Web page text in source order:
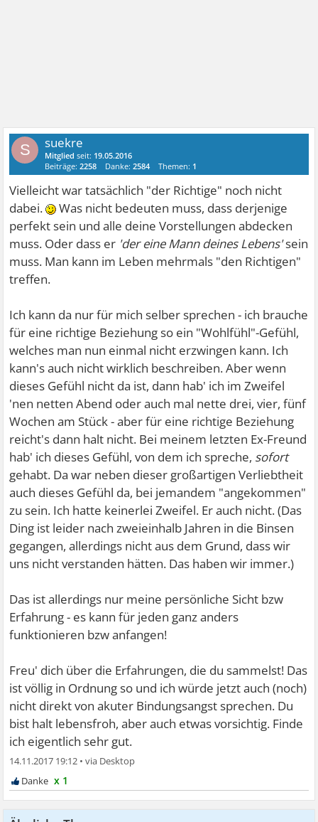
S suekre
Mitglied seit: 19.05.2016
Beiträge:2258 Danke:2584 Themen: 1
Vielleicht war tatsächlich "der Richtige" noch nicht
dabei.
Was nicht bedeuten muss, dass derjenige
perfekt sein und alle deine Vorstellungen abdecken
muss. Oder dass er 'der eine Mann deines Lebens'sein
muss. Man kann im Leben mehrmals "den Richtigen"
treffen.
Ich kann da nur für mich selber sprechen - ich brauche
für eine richtige Beziehung so ein "Wohlfühl"-Gefühl,
welches man nun einmal nicht erzwingen kann. Ich
kann's auch nicht wirklich beschreiben. Aber wenn
dieses Gefühl nicht da ist, dann hab' ich im Zweifel
'nen netten Abend oder auch mal nette drei, vier, fünf
Wochen am Stück - aber für eine richtige Beziehung
reicht's dann halt nicht. Bei meinem letzten Ex-Freund
hab' ich dieses Gefühl, von dem ich spreche, sofort
gehabt. Da war neben dieser großartigen Verliebtheit
auch dieses Gefühl da, bei jemandem "angekommen"
zu sein. Ich hatte keinerlei Zweifel. Er auch nicht. (Das
Ding ist leider nach zweieinhalb Jahren in die Binsen
gegangen, allerdings nicht aus dem Grund, dass wir
uns nicht verstanden hätten. Das haben wir immer.)
Das ist allerdings nur meine persönliche Sicht bzw
Erfahrung - es kann für jeden ganz anders
funktionieren bzw anfangen!
Freu' dich über die Erfahrungen, die du sammelst! Das
ist völlig in Ordnung so und ich würde jetzt auch (noch)
nicht direkt von akuter Bindungsangst sprechen. Du
bist halt lebensfroh, aber auch etwas vorsichtig. Finde
ich eigentlich sehr gut.
14.11.2017 19:12 •
x 1